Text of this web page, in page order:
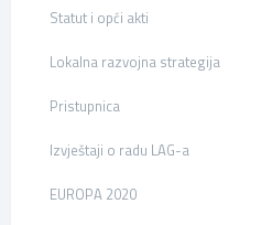
Statut i opći akti
Lokalna razvojna strategija
Pristupnica
Izvještaji o radu LAG-a
EUROPA 2020